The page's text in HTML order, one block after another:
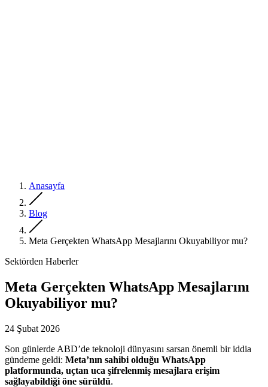
Anasayfa
Blog
Meta Gerçekten WhatsApp Mesajlarını Okuyabiliyor mu?
Sektörden Haberler
Meta Gerçekten WhatsApp Mesajlarını
Okuyabiliyor mu?
24 Şubat 2026
Son günlerde ABD’de teknoloji dünyasını sarsan önemli bir iddia
gündeme geldi: Meta’nın sahibi olduğu WhatsApp
platformunda, uçtan uca şifrelenmiş mesajlara erişim
sağlayabildiği öne sürüldü.